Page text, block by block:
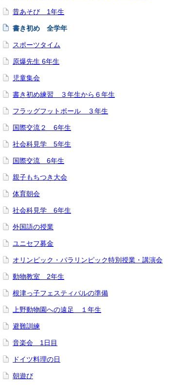
昔あそび 1年生
書き初め 全学年
スポーツタイム
原爆先生 6年生
児童集会
書き初め練習 ３年生から６年生
フラッグフットボール ３年生
国際交流２ 6年生
社会科見学 5年生
国際交流 6年生
親子もちつき大会
体育朝会
社会科見学 6年生
外国語の授業
ユニセフ募金
オリンピック・パラリンピック特別授業・講演会
動物教室 2年生
根津っ子フェスティバルの準備
上野動物園への遠足 １年生
避難訓練
音楽会 1日目
ドイツ料理の日
朝遊び